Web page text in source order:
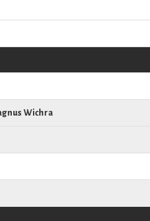
Wichra